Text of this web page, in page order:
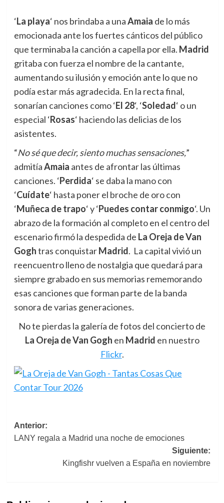
‘La playa‘ nos brindaba a unaAmaia de lo más
emocionada ante los fuertes cánticos del público
que terminaba la canción a capella por ella. Madrid
gritaba con fuerza el nombre de la cantante,
aumentando su ilusión y emoción ante lo que no
podía estar más agradecida. En la recta final,
sonarían canciones como ‘El 28‘, ‘Soledad‘ o un
especial ‘Rosas‘ haciendo las delicias de los
asistentes.
“No sé que decir, siento muchas sensaciones,”
admitíaAmaia antes de afrontar las últimas
canciones. ‘Perdida‘ se daba la mano con
‘Cuídate‘ hasta poner el broche de oro con
‘Muñeca de trapo‘ y ‘Puedes contar conmigo‘. Un
abrazo de la formación al completo en el centro del
escenario firmó la despedida de La Oreja de Van
Goghtras conquistarMadrid. La capital vivió un
reencuentro lleno de nostalgia que quedará para
siempre grabado en sus memorias rememorando
esas canciones que forman parte de la banda
sonora de varias generaciones.
No te pierdas la galería de fotos del concierto de
La Oreja de Van Gogh en Madrid en nuestro
Flickr.
Navegación
de
entradas
Anterior:
LANY regala a Madrid una noche de emociones
Siguiente:
Kingfishr vuelven a España en noviembre